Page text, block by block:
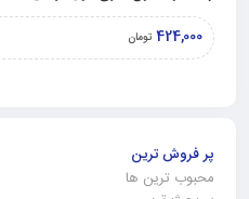
424,000 تومان
پر فروش ترین
محبوب ترین ها